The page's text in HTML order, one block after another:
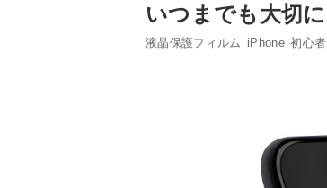
いつまでも大切に
液晶保護フィルム iPhone 初心者